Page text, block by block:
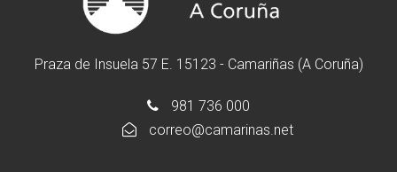
Praza de Insuela 57 E. 15123 - Camariñas (A Coruña)
981 736 000
correo@camarinas.net